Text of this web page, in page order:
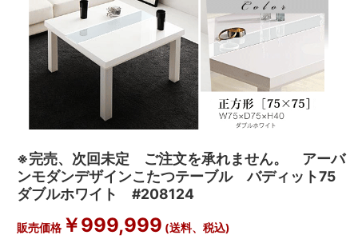
※完売、次回未定 ご注文を承れません。 アーバ
ンモダンデザインこたつテーブル バディット75
ダブルホワイト #208124
販売価格￥999,999 (送料、税込)